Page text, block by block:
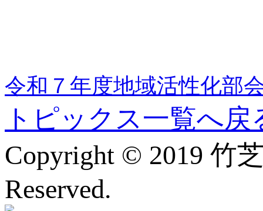
令和７年度地域活性化部
トピックス一覧へ戻
Copyright © 2019 竹
Reserved.